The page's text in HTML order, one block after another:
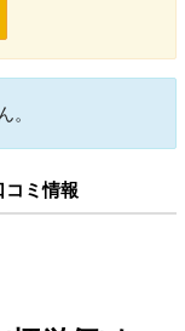
コミ情報